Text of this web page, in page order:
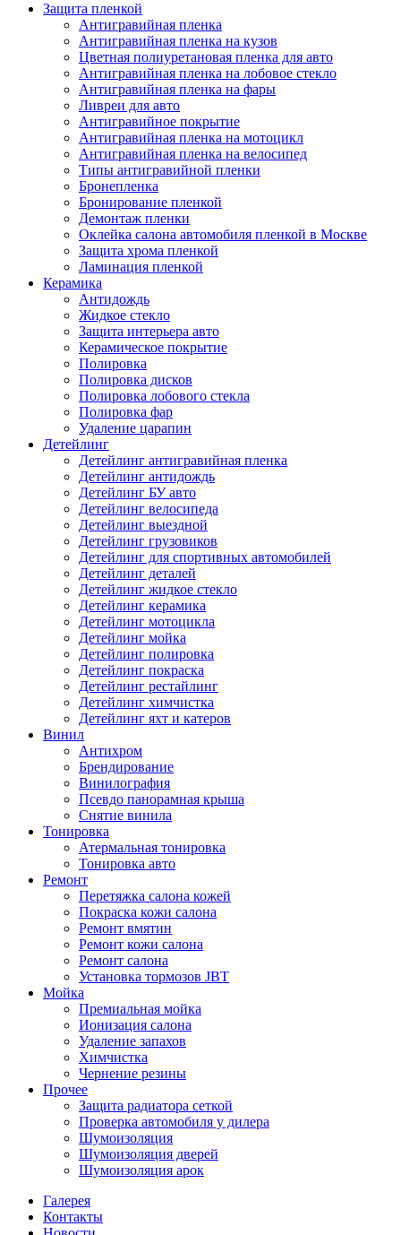
Защита пленкой
Антигравийная пленка
Антигравийная пленка на кузов
Цветная полиуретановая пленка для авто
Антигравийная пленка на лобовое стекло
Антигравийная пленка на фары
Ливреи для авто
Антигравийное покрытие
Антигравийная пленка на мотоцикл
Антигравийная пленка на велосипед
Типы антигравийной пленки
Бронепленка
Бронирование пленкой
Демонтаж пленки
Оклейка салона автомобиля пленкой в Москве
Защита хрома пленкой
Ламинация пленкой
Керамика
Антидождь
Жидкое стекло
Защита интерьера авто
Керамическое покрытие
Полировка
Полировка дисков
Полировка лобового стекла
Полировка фар
Удаление царапин
Детейлинг
Детейлинг антигравийная пленка
Детейлинг антидождь
Детейлинг БУ авто
Детейлинг велосипеда
Детейлинг выездной
Детейлинг грузовиков
Детейлинг для спортивных автомобилей
Детейлинг деталей
Детейлинг жидкое стекло
Детейлинг керамика
Детейлинг мотоцикла
Детейлинг мойка
Детейлинг полировка
Детейлинг покраска
Детейлинг рестайлинг
Детейлинг химчистка
Детейлинг яхт и катеров
Винил
Антихром
Брендирование
Винилография
Псевдо панорамная крыша
Снятие винила
Тонировка
Атермальная тонировка
Тонировка авто
Ремонт
Перетяжка салона кожей
Покраска кожи салона
Ремонт вмятин
Ремонт кожи салона
Ремонт салона
Установка тормозов JBT
Мойка
Премиальная мойка
Ионизация салона
Удаление запахов
Химчистка
Чернение резины
Прочее
Защита радиатора сеткой
Проверка автомобиля у дилера
Шумоизоляция
Шумоизоляция дверей
Шумоизоляция арок
Галерея
Контакты